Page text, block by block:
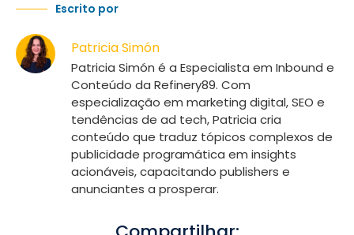
Escrito por
Patricia Simón
Patricia Simón é a Especialista em Inbound e
Conteúdo da Refinery89. Com
especialização em marketing digital, SEO e
tendências de ad tech, Patricia cria
conteúdo que traduz tópicos complexos de
publicidade programática em insights
acionáveis, capacitando publishers e
anunciantes a prosperar.